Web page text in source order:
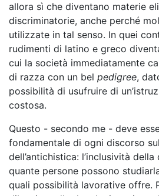
allora sì che diventano materie
discriminatorie, anche perché
utilizzate in tal senso. In quei
rudimenti di latino e greco
cui la società immediatamente
di razza con un bel pedigree,
possibilità di usufruire di
costosa.
Questo - secondo me - deve
fondamentale di ogni discorso
dell’antichistica: l’inclusività
quante persone possono
quali possibilità lavorative offre.